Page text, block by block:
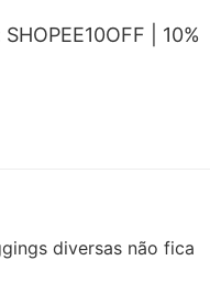
| 10%
diversas não fica